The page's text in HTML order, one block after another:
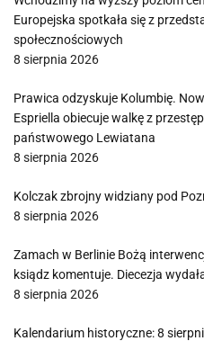
Europejska spotkała się z
społecznościowych
8 sierpnia 2026
Prawica odzyskuje Kolumbię.
Espriella obiecuje walkę z
państwowego Lewiatana
8 sierpnia 2026
Kolczak zbrojny widziany pod
8 sierpnia 2026
Zamach w Berlinie Bożą
ksiądz komentuje. Diecezja
8 sierpnia 2026
Kalendarium historyczne: 8